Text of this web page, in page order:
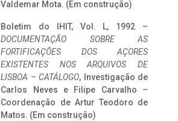
Valdemar Mota. (Em construção)
Boletim do IHIT, Vol. L, 1992 –
DOCUMENTAÇÃO SOBRE AS
FORTIFICAÇÕES DOS AÇORES
EXISTENTES NOS ARQUIVOS DE
LISBOA – CATÁLOGO, Investigação de
Carlos Neves e Filipe Carvalho –
Coordenação de Artur Teodoro de
Matos. (Em construção)